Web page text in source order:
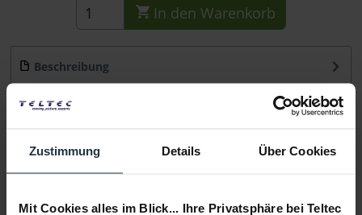
Zustimmung Details Über Cookies
Mit Cookies alles im Blick... Ihre Privatsphäre bei Teltec
In den Warenkorb
Beschreibung
Akustikschlauch mit Kordelüberzug in...
Beratung